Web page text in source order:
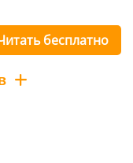
бесплатно